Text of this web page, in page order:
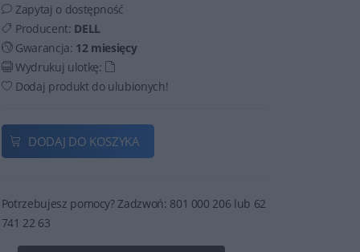
Zapytaj o dostępność
Producent: DELL
Gwarancja: 12 miesięcy
Wydrukuj ulotkę:
Dodaj produkt do ulubionych!
DODAJ DO KOSZYKA
Potrzebujesz pomocy? Zadzwoń: 801 000 206 lub 62
741 22 63